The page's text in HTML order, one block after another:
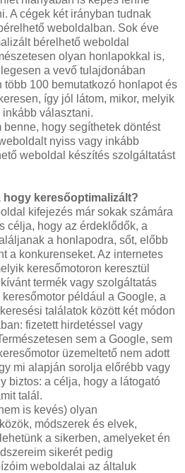
A cégek két irányban tudnak
weboldalban. Sok éve
bérelhető weboldal
olyan honlapokkal is,
a vevő tulajdonában
több 100 bemutatkozó honlapot és
így jól látom, mikor, melyik
inkább választani.
hogy segíthetek döntést
nyiss vagy inkább
weboldal készítés szolgáltatást
hogy keresőoptimalizált?
kifejezés már sokak számára
célja, hogy az érdeklődők, a
a honlapodra, sőt, előbb
a konkurenseket. Az internetes
keresőmotoron keresztül
termék vagy szolgáltatás
például a Google, a
találatok között két módon
fizetett hirdetéssel vagy
sem a Google, sem
üzemeltető nem adott
mi alapján sorolja előrébb vagy
biztos: a célja, hogy a látogató
talál.
is kevés) olyan
módszerek és elvek,
a sikerben, amelyeket én
sikerét pedig
weboldalai az általuk